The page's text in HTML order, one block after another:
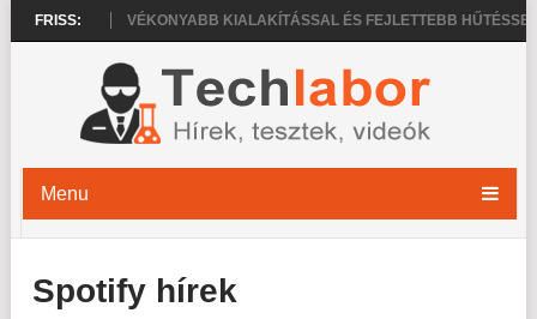
FRISS:
20 PRO VÉKONYABB KIALAKÍTÁSSAL ÉS FEJLETTEBB HŰTÉSSEL
Menu
Spotify hírek